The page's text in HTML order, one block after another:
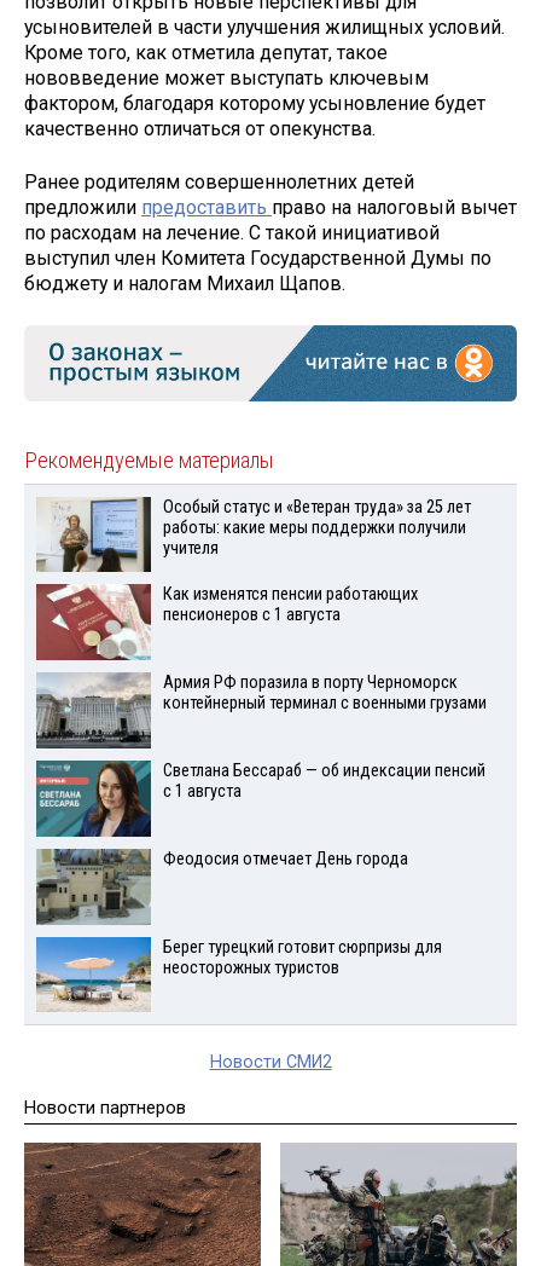
усыновителей в части улучшения жилищных условий.
Кроме того, как отметила депутат, такое
нововведение может выступать ключевым
фактором, благодаря которому усыновление будет
качественно отличаться от опекунства.
Ранее родителям совершеннолетних детей
предложили предоставить право на налоговый вычет
по расходам на лечение. С такой инициативой
выступил член Комитета Государственной Думы по
бюджету и налогам Михаил Щапов.
Рекомендуемые материалы
Особый статус и «Ветеран труда» за 25 лет
работы: какие меры поддержки получили
учителя
Как изменятся пенсии работающих
пенсионеров с 1 августа
Армия РФ поразила в порту Черноморск
контейнерный терминал с военными грузами
Светлана Бессараб — об индексации пенсий
с 1 августа
Феодосия отмечает День города
Берег турецкий готовит сюрпризы для
неосторожных туристов
Новости СМИ2
Новости партнеров